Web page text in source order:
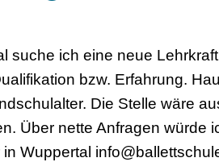
suche ich eine neue
bzw. Erfahrung.
Die Stelle wäre
Über nette Anfragen würde
Wuppertal